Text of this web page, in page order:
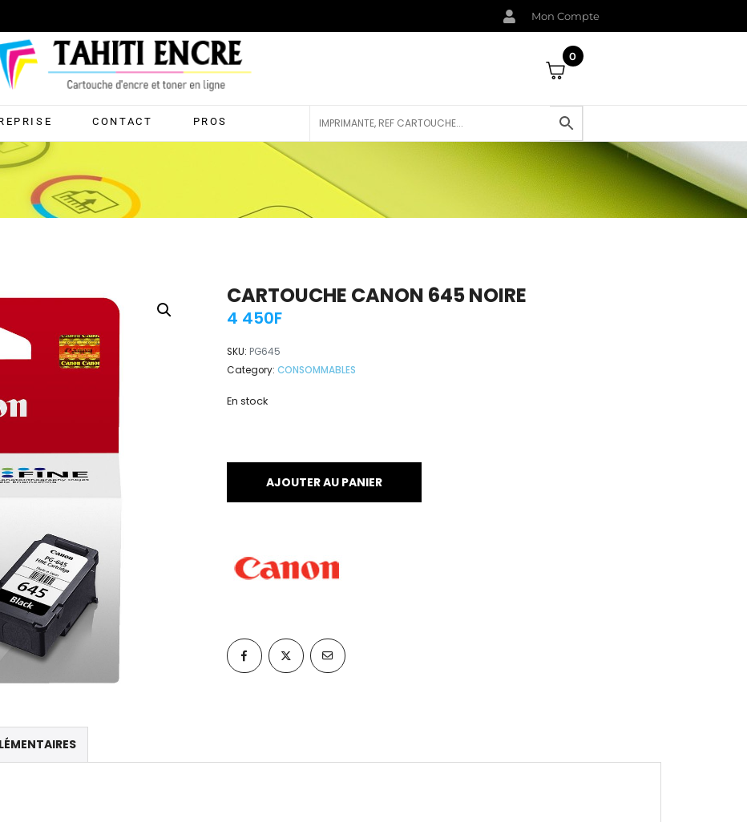
Mon Compte
0
CONTACT PROS
CARTOUCHE CANON 645 NOIRE
4 450F
SKU: PG645
Category: CONSOMMABLES
En stock
AJOUTER AU PANIER